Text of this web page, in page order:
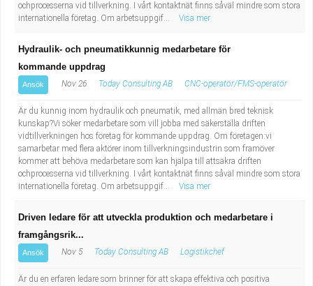
ochprocesserna vid tillverkning. I vårt kontaktnät finns såväl mindre som stora
internationella företag. Om arbetsuppgif...
Visa mer
Hydraulik- och pneumatikkunnig medarbetare för
kommande uppdrag
Ansök Nov 26 Today Consulting AB CNC-operatör/FMS-operatör
Är du kunnig inom hydraulik och pneumatik, med allmän bred teknisk
kunskap?Vi söker medarbetare som vill jobba med säkerställa driften
vidtillverkningen hos företag för kommande uppdrag. Om företagen:vi
samarbetar med flera aktörer inom tillverkningsindustrin som framöver
kommer att behöva medarbetare som kan hjälpa till attsäkra driften
ochprocesserna vid tillverkning. I vårt kontaktnät finns såväl mindre som stora
internationella företag. Om arbetsuppgif...
Visa mer
Driven ledare för att utveckla produktion och medarbetare i
framgångsrik...
Ansök Nov 5 Today Consulting AB Logistikchef
Är du en erfaren ledare som brinner för att skapa effektiva och positiva